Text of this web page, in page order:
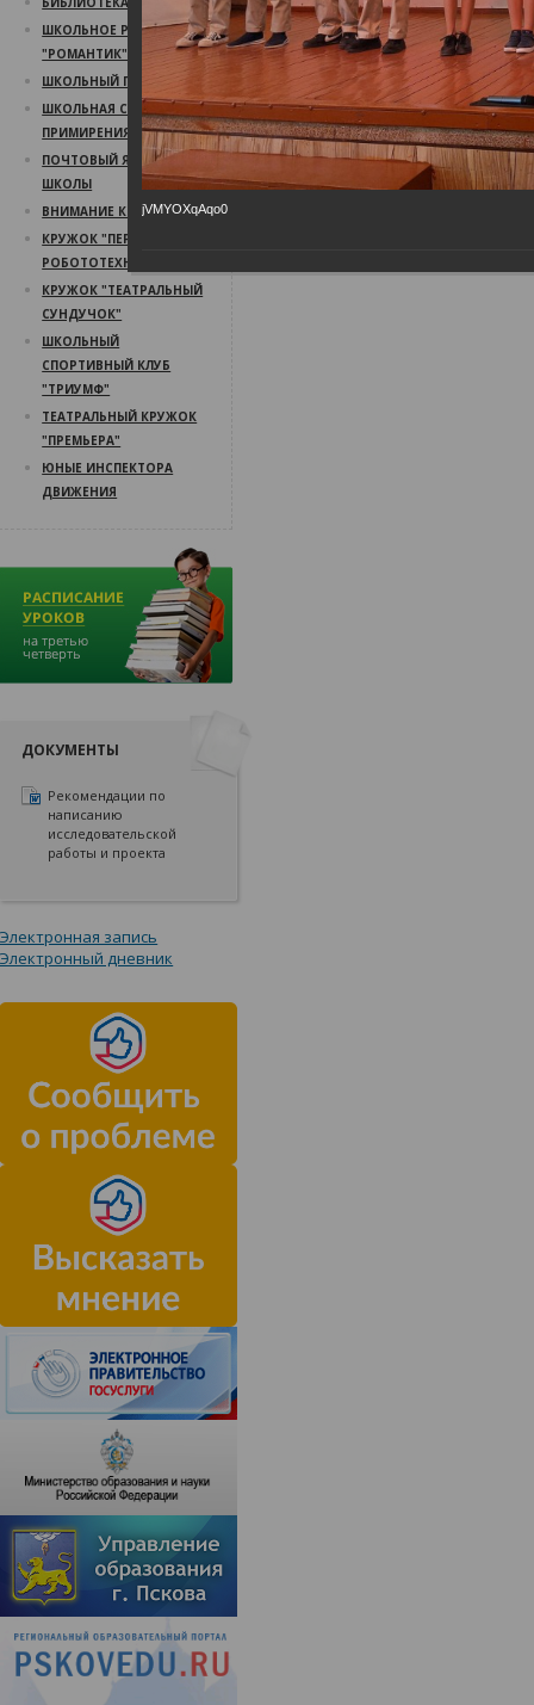
ШКОЛЬНОЕ РАДИО
"РОМАНТИК"
ШКОЛЬНЫЙ ПСИХОЛОГ
ШКОЛЬНАЯ СЛУЖБА
ПРИМИРЕНИЯ
ПОЧТОВЫЙ ЯЩИК
ШКОЛЫ
ВНИМАНИЕ КОНКУРС!
КРУЖОК "ПЕРВЫЙ ШАГ В
РОБОТОТЕХНИКУ"
КРУЖОК "ТЕАТРАЛЬНЫЙ
СУНДУЧОК"
ШКОЛЬНЫЙ
СПОРТИВНЫЙ КЛУБ
"ТРИУМФ"
ТЕАТРАЛЬНЫЙ КРУЖОК
"ПРЕМЬЕРА"
ЮНЫЕ ИНСПЕКТОРА
ДВИЖЕНИЯ
ДОКУМЕНТЫ
Рекомендации по
написанию
исследовательской
работы и проекта
Электронная запись
Электронный дневник
jVMYOXqAqo0